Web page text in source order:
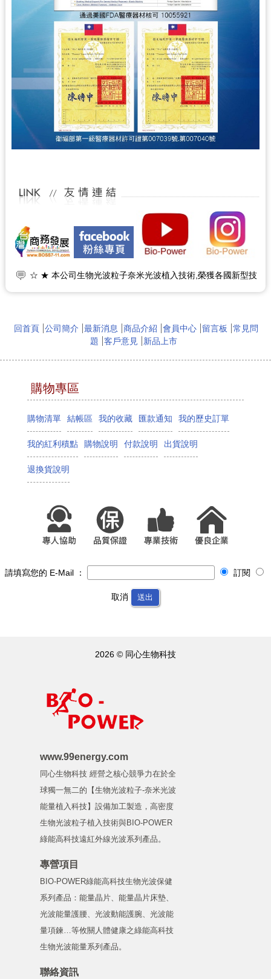
☆ ★ 本公司生物光波粒子奈米光波植入技術,榮獲各國新型技
☆ ★~歡迎您到留言版給我們加油打氣~☆ ★
☆ ★~歡迎光臨本站~☆ ★
回首頁 公司簡介 最新消息 商品介紹 會員中心 留言板
常見問
題
客戶意見 新品上市
購物專區
購物清單 結帳區 我的收藏 匯款通知 我的歷史訂單
我的紅利積點 購物說明 付款說明 出貨說明
退換貨說明
請填寫您的 E-Mail ： 訂閱
取消 送出
2026 © 同心生物科技
www.99energy.com
同心生物科技 經營之核心競爭力在於全
球獨一無二的【生物光波粒子-奈米光波
能量植入科技】設備加工製造，高密度
生物光波粒子植入技術與BIO-POWER
綠能高科技遠紅外線光波系列產品。
專營項目
BIO-POWER綠能高科技生物光波保健
系列產品：能量晶片、能量晶片床墊、
光波能量護腰、光波動能護腕、光波能
量項鍊…等攸關人體健康之綠能高科技
生物光波能量系列產品。
聯絡資訊